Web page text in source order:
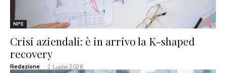
NPE
Crisi aziendali: è in arrivo la K-shaped
recovery
Redazione - 2 Luglio 2026